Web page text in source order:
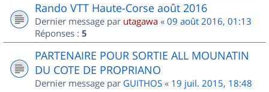
Rando VTT Haute-Corse août 2016
Dernier message par utagawa « 09 août 2016, 01:13
Réponses : 5
PARTENAIRE POUR SORTIE ALL MOUNATIN
DU COTE DE PROPRIANO
Dernier message par GUITHOS « 19 juil. 2015, 18:48